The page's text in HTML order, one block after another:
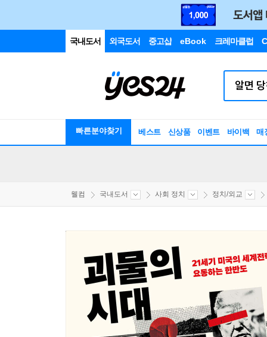
국내도서 외국도서 중고샵 eBook 크레마클럽
빠른분야찾기 베스트 신상품 이벤트 바이백 매
웰컴 국내도서 사회 정치 정치/외교